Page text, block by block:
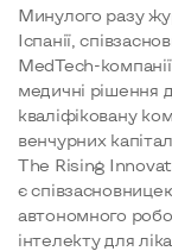
Минулого разу
Іспанії,
MedTech-
медичні рішення
кваліфіковану
венчурних
The Rising
є
автономного
інтелекту для